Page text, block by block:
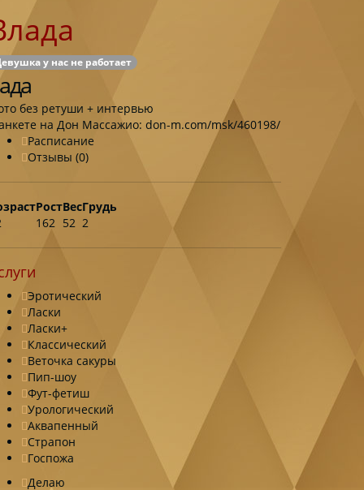
у нас не работает
без ретуши + интервью
на Дон Массажио: don-m.com/msk/460198/
Расписание
Отзывы (0)
РостВесГрудь
162 52 2
Эротический
Ласки
Ласки+
Классический
Веточка сакуры
Пип-шоу
Фут-фетиш
Урологический
Аквапенный
Страпон
Госпожа
Делаю